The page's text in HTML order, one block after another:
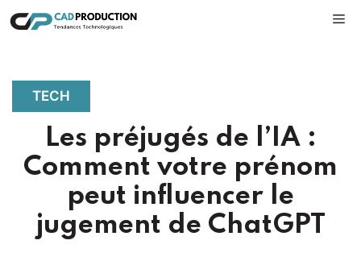
Aller
au
TECH
Les préjugés de l’IA :
Comment votre prénom
peut influencer le
jugement de ChatGPT